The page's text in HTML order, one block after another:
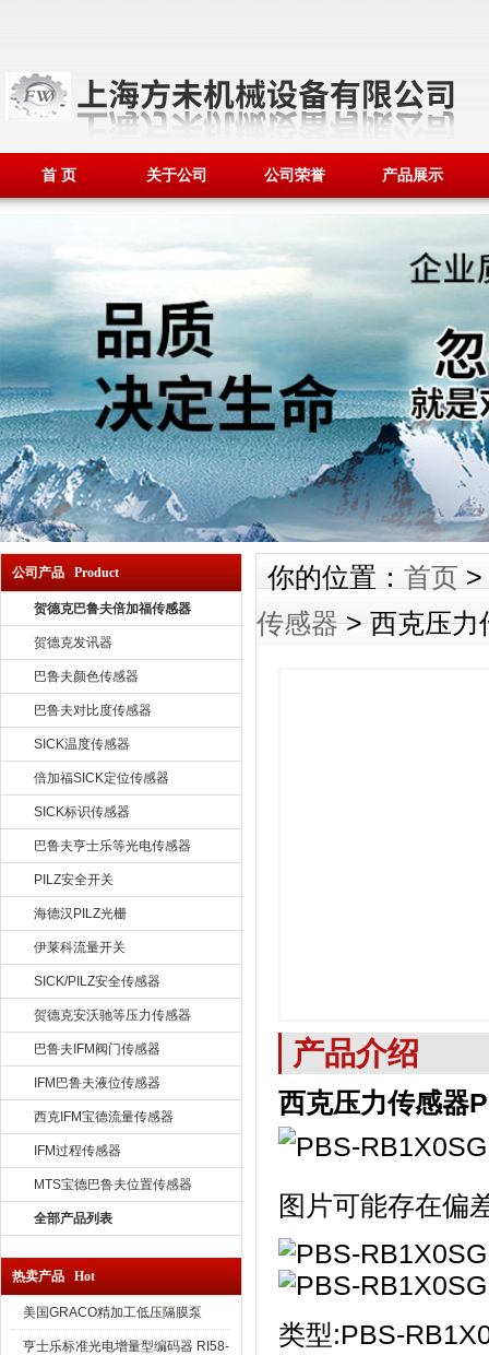
首 页 关于公司 公司荣誉 产品展示
公司产品 Product
贺德克巴鲁夫倍加福传感器
贺德克发讯器
巴鲁夫颜色传感器
巴鲁夫对比度传感器
SICK温度传感器
倍加福SICK定位传感器
SICK标识传感器
巴鲁夫亨士乐等光电传感器
PILZ安全开关
海德汉PILZ光栅
伊莱科流量开关
SICK/PILZ安全传感器
贺德克安沃驰等压力传感器
巴鲁夫IFM阀门传感器
IFM巴鲁夫液位传感器
西克IFM宝德流量传感器
IFM过程传感器
MTS宝德巴鲁夫位置传感器
全部产品列表
热卖产品 Hot
美国GRACO精加工低压隔膜泵
亨士乐标准光电增量型编码器 RI58-
你的位置： 首页 >
传感器> 西克压力
产品介绍
西克压力传感器
图片可能存在偏
类型:PBS-